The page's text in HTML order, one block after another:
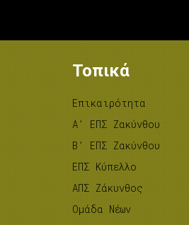
Τοπικά
Επικαιρότητα
A’ ΕΠΣ Ζακύνθου
B’ ΕΠΣ Ζακύνθου
ΕΠΣ Κύπελλο
ΑΠΣ Ζάκυνθος
Ομάδα Νέων